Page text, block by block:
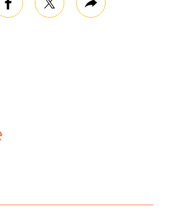
facebooktwitterPlus
de